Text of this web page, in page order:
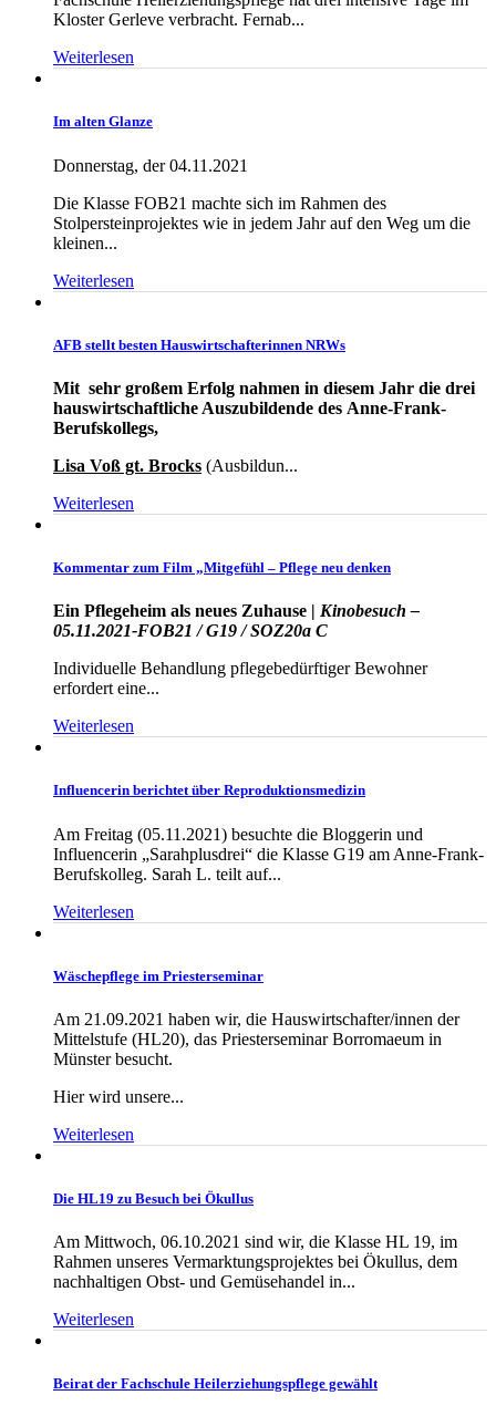
Kloster Gerleve verbracht. Fernab...
Weiterlesen
Im alten Glanze
Donnerstag, der 04.11.2021
Die Klasse FOB21 machte sich im Rahmen des
Stolpersteinprojektes wie in jedem Jahr auf den Weg um die
kleinen...
Weiterlesen
AFB stellt besten Hauswirtschafterinnen NRWs
Mit sehr großem Erfolg nahmen in diesem Jahr die drei
hauswirtschaftliche Auszubildende des Anne-Frank-
Berufskollegs,
Lisa Voß gt. Brocks (Ausbildun...
Weiterlesen
Kommentar zum Film „Mitgefühl – Pflege neu denken
Ein Pflegeheim als neues Zuhause | Kinobesuch –
05.11.2021-FOB21 / G19 / SOZ20a C
Individuelle Behandlung pflegebedürftiger Bewohner
erfordert eine...
Weiterlesen
Influencerin berichtet über Reproduktionsmedizin
Am Freitag (05.11.2021) besuchte die Bloggerin und
Influencerin „Sarahplusdrei“ die Klasse G19 am Anne-Frank-
Berufskolleg. Sarah L. teilt auf...
Weiterlesen
Wäschepflege im Priesterseminar
Am 21.09.2021 haben wir, die Hauswirtschafter/innen der
Mittelstufe (HL20), das Priesterseminar Borromaeum in
Münster besucht.
Hier wird unsere...
Weiterlesen
Die HL19 zu Besuch bei Ökullus
Am Mittwoch, 06.10.2021 sind wir, die Klasse HL 19, im
Rahmen unseres Vermarktungsprojektes bei Ökullus, dem
nachhaltigen Obst- und Gemüsehandel in...
Weiterlesen
Beirat der Fachschule Heilerziehungspflege gewählt